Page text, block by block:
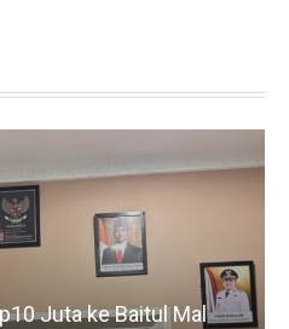
Juta ke Baitul Mal